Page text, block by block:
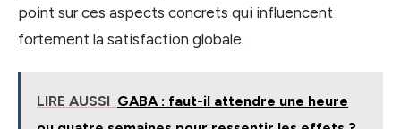
point sur ces aspects concrets qui influencent
fortement la satisfaction globale.
LIRE AUSSI GABA : faut-il attendre une heure